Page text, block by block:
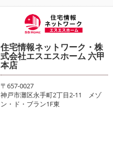
住宅情報ネットワーク・株
式会社エスエスホーム 六甲
本店
〒657-0027
神戸市灘区永手町2丁目2-11 メゾ
ン・ド・ブラン1F東